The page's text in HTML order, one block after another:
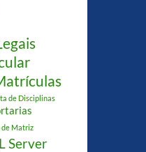
de Disciplinas
de Matriz
Server